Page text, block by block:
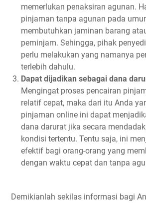
memerlukan penaksiran agunan.
pinjaman tanpa agunan pada
membutuhkan jaminan barang
peminjam. Sehingga, pihak
perlu melakukan yang namanya
terlebih dahulu.
Dapat dijadikan sebagai dana
Mengingat proses pencairan
relatif cepat, maka dari itu Anda
pinjaman online ini dapat
dana darurat jika secara
kondisi tertentu. Tentu saja, ini
efektif bagi orang-orang yang
dengan waktu cepat dan tanpa
Demikianlah sekilas informasi bagi